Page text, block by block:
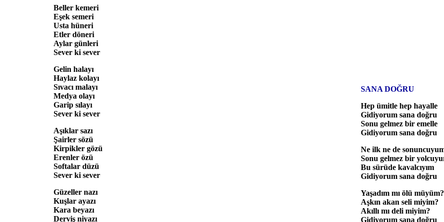
Beller kemeri
Eşek semeri
Usta hüneri
Etler döneri
Aylar günleri
Sever ki sever
Gelin halayı
Haylaz kolayı
Sıvacı malayı
Medya olayı
Garip sılayı
Sever ki sever
Aşıklar sazı
Şairler sözü
Kirpikler gözü
Erenler özü
Softalar düzü
Sever ki sever
Güzeller nazı
Kuşlar ayazı
Kara beyazı
Derviş niyazı
SANA DOĞRU
Hep ümitle hep hayalle
Gidiyorum sana doğru
Sonu gelmez bir emelle
Gidiyorum sana doğru
Ne ilk ne de
Sonu gelmez bir
Bu sürüde kavalcıyım
Gidiyorum sana doğru
Yaşadım mı ölü müyüm?
Aşkın akan seli miyim?
Akıllı mı deli miyim?
Gidiyorum sana doğru